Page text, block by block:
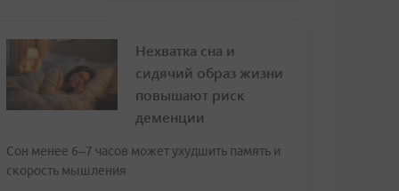
Нехватка сна и
сидячий образ жизни
повышают риск
деменции
Сон менее 6–7 часов может ухудшить память и
скорость мышления